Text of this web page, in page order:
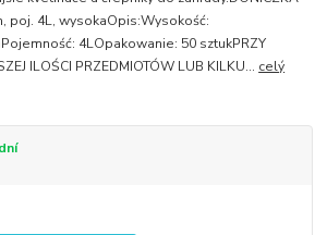
poj. 4L, wysokaOpis:Wysokość:
4LOpakowanie: 50 sztukPRZY
ILOŚCI PRZEDMIOTÓW LUB KILKU... celý